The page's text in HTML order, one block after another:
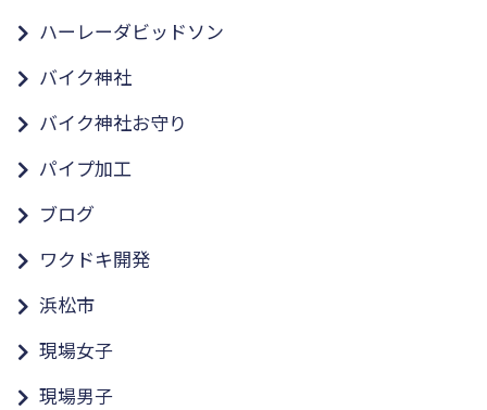
ハーレーダビッドソン
バイク神社
バイク神社お守り
パイプ加工
ブログ
ワクドキ開発
浜松市
現場女子
現場男子